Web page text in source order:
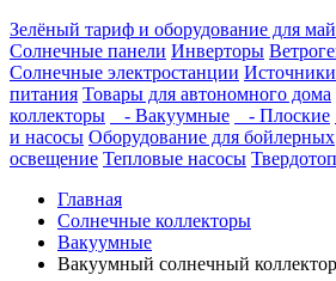
Зелёный тариф и оборудование для
Солнечные панели Инверторы
Солнечные электростанции
питания Товары для автономного дома
коллекторы
- Вакуумные - Плоские
и насосы Оборудование для бойлерных
освещение Тепловые насосы
Главная
Солнечные коллекторы
Вакуумные
Вакуумный солнечный